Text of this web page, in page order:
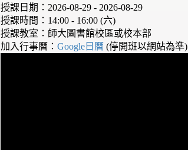
授課日期：2026-08-29 - 2026-08-29
授課時間：14:00 - 16:00 (六)
授課教室：師大圖書館校區或校本部
加入行事曆：Google日曆(停開班以網站為準)